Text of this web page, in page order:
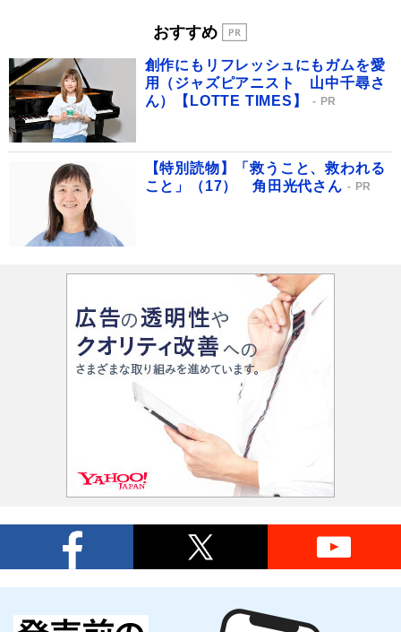
おすすめ
創作にもリフレッシュにもガムを愛
用（ジャズピアニスト 山中千尋さ
ん）【LOTTE TIMES】
PR
【特別読物】「救うこと、救われる
こと」（17） 角田光代さん
PR